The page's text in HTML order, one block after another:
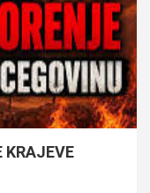
KRAJEVE